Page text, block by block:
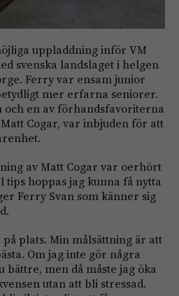
uppladdning inför VM
svenska landslaget i helgen
Ferry var ensam junior
mer erfarna seniorer.
en av förhandsfavoriterna
Cogar, var inbjuden för att
av Matt Cogar var oerhört
hoppas jag kunna få nytta
Ferry Svan som känner sig
plats. Min målsättning är att
Om jag inte gör några
bättre, men då måste jag öka
utan att bli stressad.